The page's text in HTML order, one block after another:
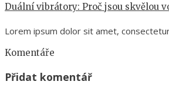
Duální vibrátory: Proč jsou skvělou
Lorem ipsum dolor sit amet,
Komentáře
Přidat komentář